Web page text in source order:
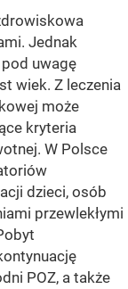
Jednak
uwagę
wiek. Z leczenia
może
kryteria
W Polsce
dzieci, osób
przewlekłymi
POZ, a także